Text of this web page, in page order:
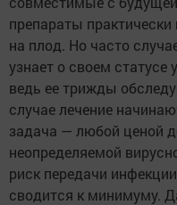
препараты
на плод. Но часто
узнает о своем
ведь ее трижды
случае лечение
задача — любой ценой
неопределяемой
риск передачи
сводится к минимуму.